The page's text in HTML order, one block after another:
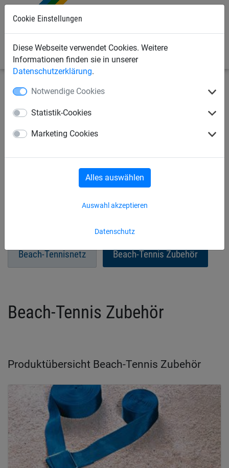
Cookie Einstellungen
Diese Webseite verwendet Cookies. Weitere
Informationen finden sie in unserer
Datenschutzerklärung.
Notwendige Cookies
Statistik-Cookies
Marketing Cookies
Datenschutz
Auswahl akzeptieren
Alles auswählen
Sportnetze Tennisnetze
Zubehör Tennis-Schleppnetz
Kinder-Tennisnetz Trenn-Netze
Beach-Tennisnetz Beach-Tennis Zubehör
Beach-Tennis Zubehör
Produktübersicht Beach-Tennis Zubehör